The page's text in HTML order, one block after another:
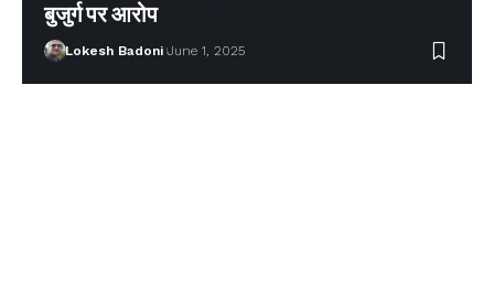
बुजुर्ग पर आरोप
Lokesh Badoni June 1, 2025